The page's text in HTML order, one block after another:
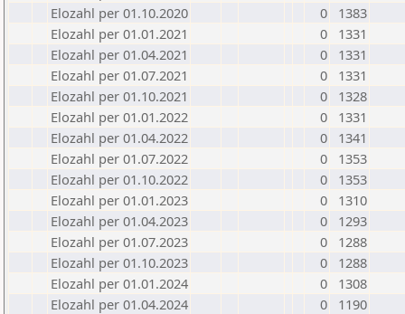
Elozahl per 01.10.2020
0
1383
Elozahl per 01.01.2021
0
1331
Elozahl per 01.04.2021
0
1331
Elozahl per 01.07.2021
0
1331
Elozahl per 01.10.2021
0
1328
Elozahl per 01.01.2022
0
1331
Elozahl per 01.04.2022
0
1341
Elozahl per 01.07.2022
0
1353
Elozahl per 01.10.2022
0
1353
Elozahl per 01.01.2023
0
1310
Elozahl per 01.04.2023
0
1293
Elozahl per 01.07.2023
0
1288
Elozahl per 01.10.2023
0
1288
Elozahl per 01.01.2024
0
1308
Elozahl per 01.04.2024
0
1190